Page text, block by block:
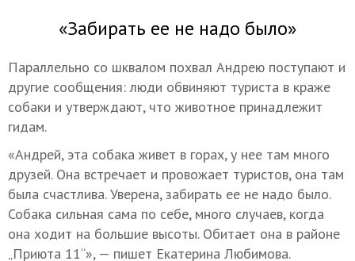
«Забирать ее не надо было»
Параллельно со шквалом похвал Андрею поступают и
другие сообщения: люди обвиняют туриста в краже
собаки и утверждают, что животное принадлежит
гидам.
«Андрей, эта собака живет в горах, у нее там много
друзей. Она встречает и провожает туристов, она там
была счастлива. Уверена, забирать ее не надо было.
Собака сильная сама по себе, много случаев, когда
она ходит на большие высоты. Обитает она в районе
„Приюта 11“», — пишет Екатерина Любимова.